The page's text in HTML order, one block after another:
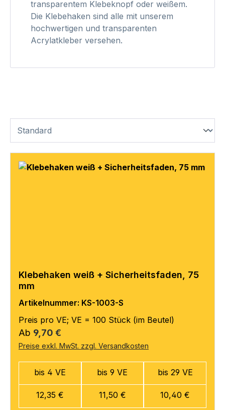
transparentem Klebeknopf oder weißem.
Die Klebehaken sind alle mit unserem
hochwertigen und transparenten
Acrylatkleber versehen.
Klebehaken weiß + Sicherheitsfaden, 75
mm
Artikelnummer: KS-1003-S
Preis pro VE; VE = 100 Stück (im Beutel)
Regulärer Preis:
Ab 9,70 €
Preise exkl. MwSt. zzgl. Versandkosten
bis 4 VE
12,35 €
bis 9 VE
11,50 €
bis 29 VE
10,40 €